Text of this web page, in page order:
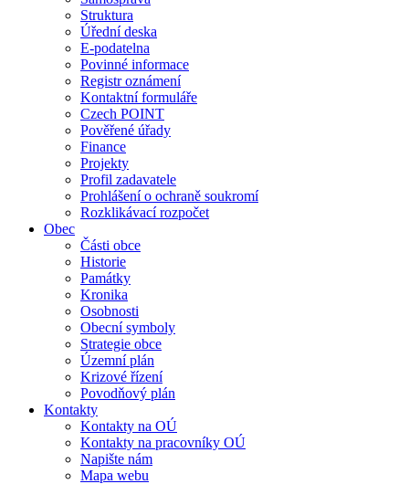
Struktura
Úřední deska
E-podatelna
Povinné informace
Registr oznámení
Kontaktní formuláře
Czech POINT
Pověřené úřady
Finance
Projekty
Profil zadavatele
Prohlášení o ochraně soukromí
Rozklikávací rozpočet
Obec
Části obce
Historie
Památky
Kronika
Osobnosti
Obecní symboly
Strategie obce
Územní plán
Krizové řízení
Povodňový plán
Kontakty
Kontakty na OÚ
Kontakty na pracovníky OÚ
Napište nám
Mapa webu